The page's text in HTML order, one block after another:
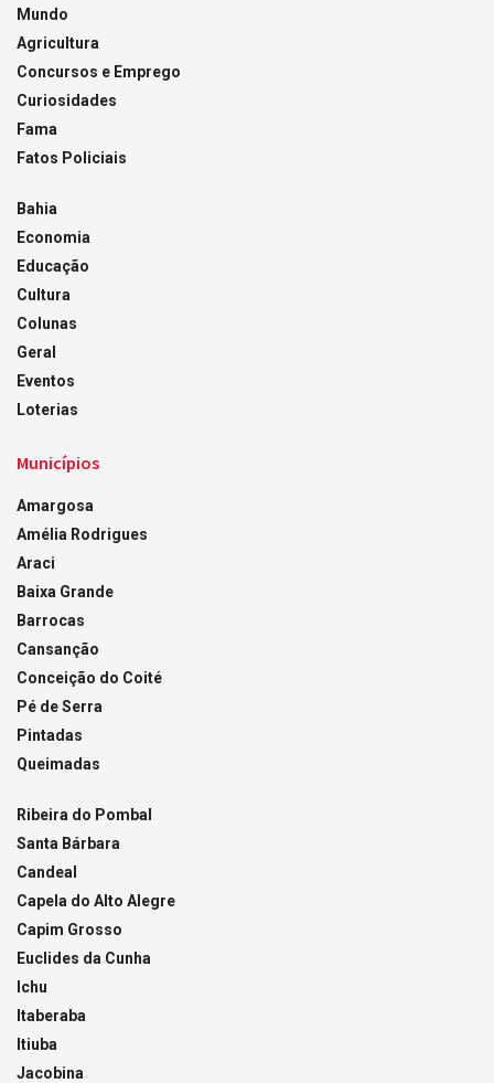
Mundo
Agricultura
Concursos e Emprego
Curiosidades
Fama
Fatos Policiais
Bahia
Economia
Educação
Cultura
Colunas
Geral
Eventos
Loterias
Municípios
Amargosa
Amélia Rodrigues
Araci
Baixa Grande
Barrocas
Cansanção
Conceição do Coité
Pé de Serra
Pintadas
Queimadas
Ribeira do Pombal
Santa Bárbara
Candeal
Capela do Alto Alegre
Capim Grosso
Euclides da Cunha
Ichu
Itaberaba
Itiuba
Jacobina